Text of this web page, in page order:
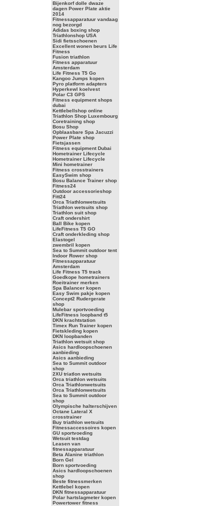
Bijenkorf dolle dwaze
dagen Power Plate aktie
2014
Fitnessapparatuur vandaag
nog bezorgd
Adidas boxing shop
Triathlonshop USA
Sidi fietsschoenen
Excellent wonen beurs Life
Fitness
Fusion triathlon
Fitness apparatuur
Amsterdam
Life Fitness T5 Go
Kangoo Jumps kopen
Pyro platform adapters
Hyperkewl koelvest
Polar C3 GPS
Fitness equipment shops
dubai
Kettlebellshop online
Triathlon Shop Luxembourg
Coretraining shop
Bosu Shop
Opblaasbare Spa Jacuzzi
Power Plate shop
Fietsjassen
Fitness equipment Dubai
Hometrainer Lifecycle
Hometrainer Lifecycle
Mini hometrainer
Fitness crosstrainers
EasySwim shop
Bosu Balance Trainer shop
Fitness24
Outdoor accessorieshop
Fitt24
Orca Triathlonwetsuits
Triathlon wetsuits shop
Triathlon suit shop
Craft ondershirt
Ball Bike kopen
LifeFitness T5 GO
Craft onderkleding shop
Elastogel
zwembril kopen
Sea to Summit outdoor tent
Indoor Rower shop
Fitnessapparatuur
Amsterdam
Life Fitness T5 track
Goedkope hometrainers
Roeitrainer merken
Spa Balancer kopen
Easy Swim pakje kopen
Concept2 Rudergerate
shop
Mulebar sportvoeding
LifeFitness loopband t5
DKN krachtstation
Timex Run Trainer kopen
Fietskleding kopen
DKN loopbanden
Triathlon wetsuit shop
Asics hardloopschoenen
aanbieding
Asics aanbieding
Sea to Summit outdoor
shop
2XU triatlon wetsuits
Orca triathlon wetsuits
Orca Triathlonwetsuits
Orca Triathlonwetsuits
Sea to Summit outdoor
shop
Olympische halterschijven
Octane Lateral X
crosstrainer
Buy triathlon wetsuits
Fitnessaccessoires kopen
GU sportvoeding
Wetsuit testdag
Leasen van
fitnessapparatuur
Beta Alanine triathlon
Born Gel
Born sportvoeding
Asics hardloopschoenen
shop
Beste fitnessmerken
Kettlebel kopen
DKN fitnessapparatuur
Polar hartslagmeter kopen
Powertower fitness